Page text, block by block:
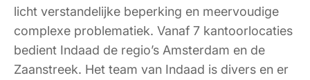
licht verstandelijke beperking en meervoudige
complexe problematiek. Vanaf 7 kantoorlocaties
bedient Indaad de regio’s Amsterdam en de
Zaanstreek. Het team van Indaad is divers en er